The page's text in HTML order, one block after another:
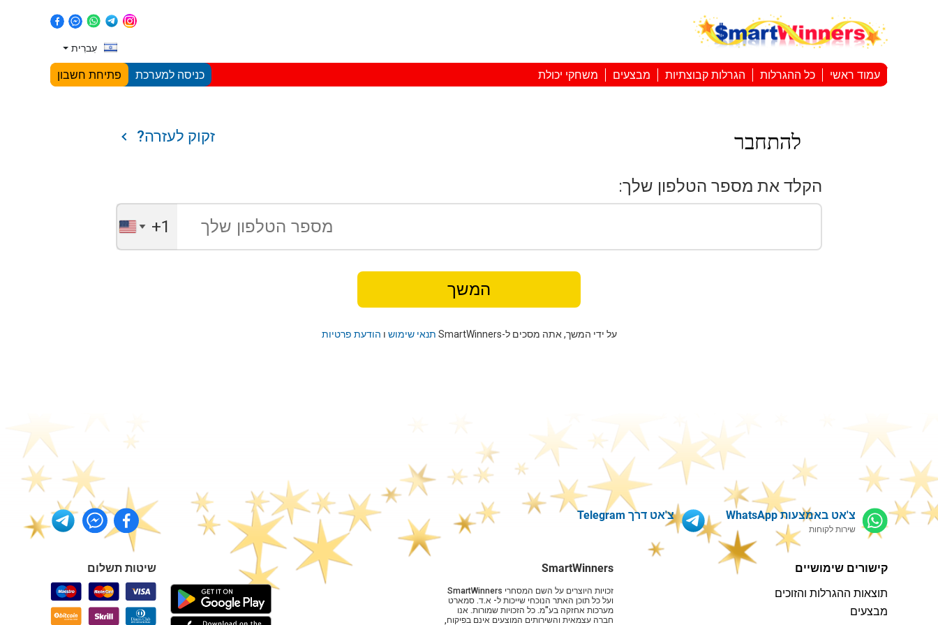
עִברִית
עמוד ראשי כל ההגרלות הגרלות קבוצתיות מבצעים משחקי יכולת כניסה למערכת פתיחת חשבון
להתחבר זקוק לעזרה?
הקלד את מספר הטלפון שלך:
United
States
+1
המשך
על ידי המשך, אתה מסכים ל-SmartWinners תנאי שימוש ו הודעת פרטיות
צ'אט באמצעות WhatsApp
שירות לקוחות
צ'אט דרך Telegram
קישורים שימושיים
תוצאות ההגרלות והזוכים
מבצעים
SmartWinners
זכויות היוצרים על השם המסחרי SmartWinners
ועל כל תוכן האתר הנוכחי שייכות ל- א.ד. סמארט
מערכות אחזקה בע"מ. כל הזכויות שמורות. אנו
חברה עצמאית והשירותים המוצעים אינם בפיקוח,
שיטות תשלום